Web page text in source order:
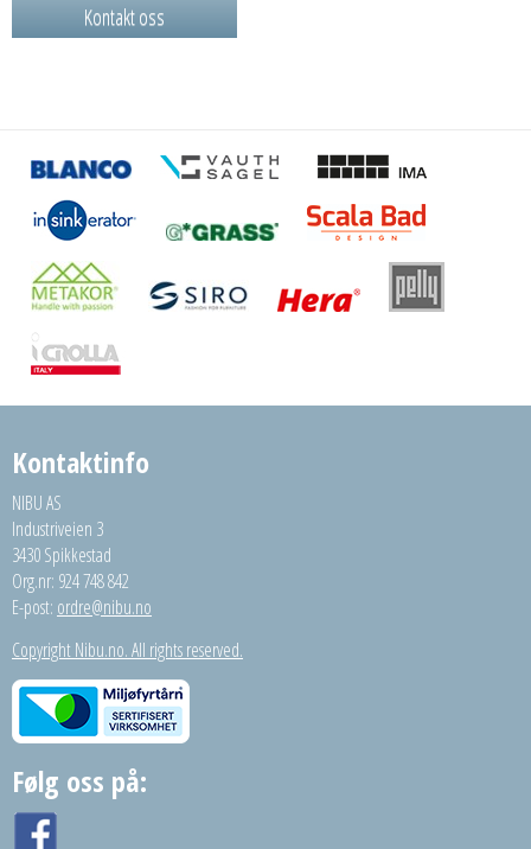
Kontakt oss
Kontaktinfo
NIBU AS
Industriveien 3
3430 Spikkestad
Org.nr: 924 748 842
E-post: ordre@nibu.no
Copyright Nibu.no. All rights reserved.
Følg oss på: